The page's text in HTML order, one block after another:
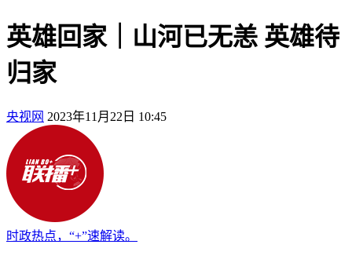
英雄回家｜山河已无恙 英雄待
归家
央视网 2023年11月22日 10:45
时政热点，“+”速解读。